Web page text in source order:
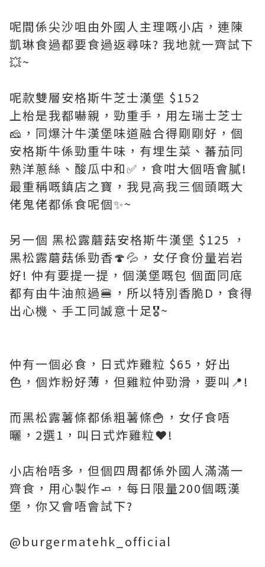
呢間係尖沙咀由外國人主理嘅小店，連陳
凱琳食過都要食過返尋味? 我地就一齊試下
💥~
呢款雙層安格斯牛芝士漢堡 $152
上枱是我都嚇親，勁重手，用左瑞士芝士
🧀，同爆汁牛漢堡味道融合得剛剛好，個
安格斯牛係勁重牛味，有埋生菜、蕃茄同
熟洋蔥絲、酸瓜中和✅，食咁大個唔會膩!
最重稱嘅鎮店之寶，我見高我三個頭嘅大
佬鬼佬都係食呢個✨~
另一個 黑松露蘑菇安格斯牛漢堡 $125 ，
黑松露蘑菇係勁香🍄💦，女仔食份量岩岩
好! 仲有要提一提，個漢堡嘅包 個面同底
都有由牛油煎過🍔，所以特別香脆D，食得
出心機、手工同誠意十足🎖️~
仲有一個必食，日式炸雞粒 $65，好出
色，個炸粉好薄，但雞粒仲勁滑，要叫📍!
而黑松露薯條都係粗薯條🍟，女仔食唔
曬，2選1，叫日式炸雞粒❤️!
小店枱唔多，但個四周都係外國人滿滿一
齊食，用心製作🧈，每日限量200個嘅漢
堡，你又會唔會試下?
@burgermatehk_official